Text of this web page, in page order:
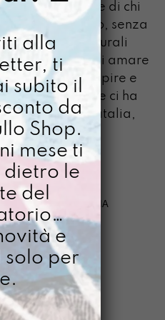
e ambigue di chi
prese in prestito, senza
possibilità culturali
capace di amare
capire e
della realtà che ci ha
Grazia Natalia,
per te.
GAZPACHO NATALIA
alla
ti
subito il
da
Shop.
mese ti
le
del
e
solo per